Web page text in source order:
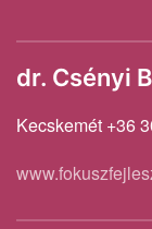
dr. Csényi
Kecskemét +36